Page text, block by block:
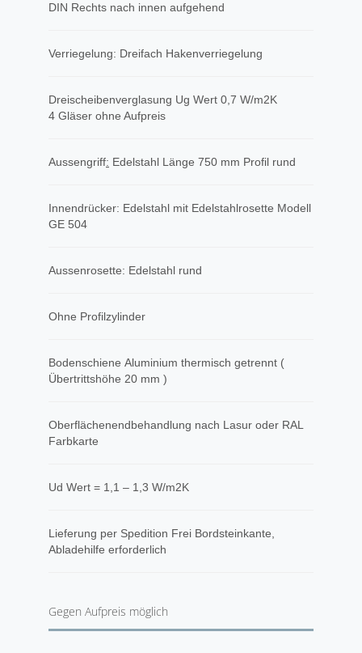
DIN Rechts nach innen aufgehend
Verriegelung: Dreifach Hakenverriegelung
Dreischeibenverglasung Ug Wert 0,7 W/m2K
4 Gläser ohne Aufpreis
Aussengriff​: Edelstahl Länge 750 mm Profil rund
Innendrücker: Edelstahl mit Edelstahlrosette Modell
GE 504
Aussenrosette: Edelstahl rund
Ohne Profilzylinder
Bodenschiene Aluminium thermisch getrennt (
Übertrittshöhe 20 mm )
Oberflächenendbehandlung nach Lasur oder RAL
Farbkarte
Ud Wert = 1,1 – 1,3 W/m2K
​Lieferung per Spedition Frei Bordsteinkante,
Abladehilfe erforderlich
Gegen Aufpreis möglich